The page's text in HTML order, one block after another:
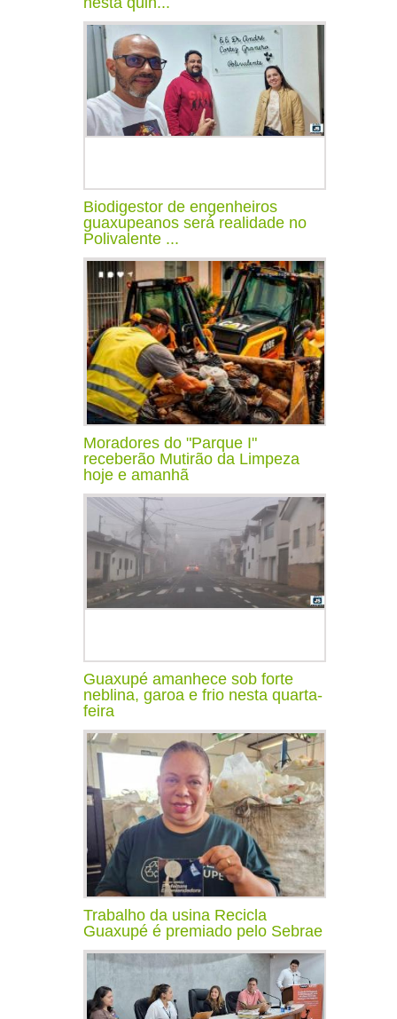
Biodigestor de engenheiros
guaxupeanos será realidade no
Polivalente ...
Moradores do "Parque I"
receberão Mutirão da Limpeza
hoje e amanhã
Guaxupé amanhece sob forte
neblina, garoa e frio nesta quarta-
feira
Trabalho da usina Recicla
Guaxupé é premiado pelo Sebrae